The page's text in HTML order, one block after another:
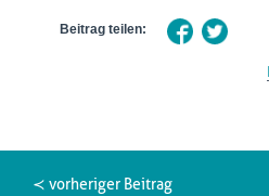
Beitrag teilen:
≺ vorheriger Beitrag